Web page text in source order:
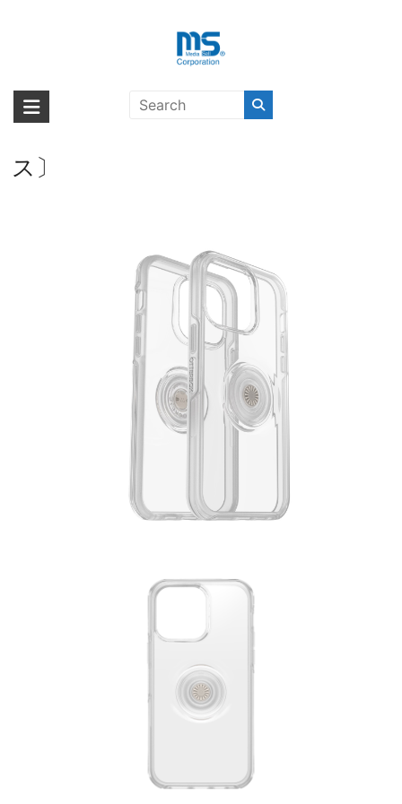
海外輸入ブランド商品｜株式会社
海外事業部が取り揃えている海外輸入商品には、日本では珍しい「海外ブ
ランド」をはじめ「ユニークな商品」「機能的な商品」「コストパフォー
SYMMETRY CLEAR iPhone 14 Pro
ス〕